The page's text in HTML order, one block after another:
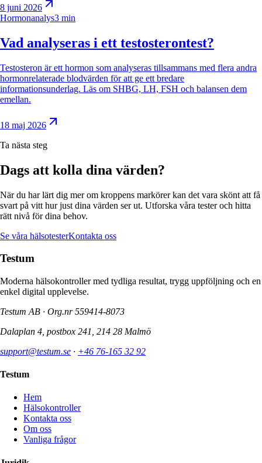
8 juni 2026
Hormonanalys3 min
Vad analyseras i ett testosterontest?
Testosteron är ett hormon som analyseras tillsammans med flera andra
hormonrelaterade blodvärden för att ge ett bredare
informationsunderlag. Läs om SHBG, LH, FSH och balansen dem
emellan.
18 maj 2026
Ta nästa steg
Dags att kolla dina värden?
När du har lärt dig mer om kroppens markörer kan det vara skönt att få
svart på vitt hur just dina värden ser ut. Utforska våra tester och hitta
rätt nivå för dina behov.
Se våra hälsotesterKontakta oss
Testum
Moderna hälsokontroller med tydliga resultat, trygg uppföljning och en
enkel digital upplevelse.
Testum AB · Org.nr559414-8073
Dalaplan 4, postbox 241, 214 28 Malmö
support@testum.se · +46 76-165 32 92
Testum
Hem
Hälsokontroller
Kontakta oss
Om oss
Vanliga frågor